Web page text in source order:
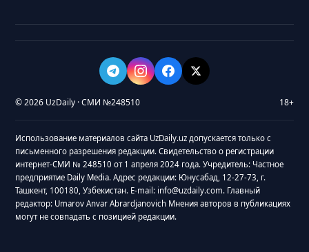
© 2026 UzDaily · СМИ №248510 18+
Использование материалов сайта UzDaily.uz допускается только с
письменного разрешения редакции. Свидетельство о регистрации
интернет-СМИ № 248510 от 1 апреля 2024 года. Учредитель: Частное
предприятие Daily Media. Адрес редакции: Юнусабад, 12-27-73, г.
Ташкент, 100180, Узбекистан. E-mail: info@uzdaily.com. Главный
редактор: Umarov Anvar Abrardjanovich Мнения авторов в публикациях
могут не совпадать с позицией редакции.